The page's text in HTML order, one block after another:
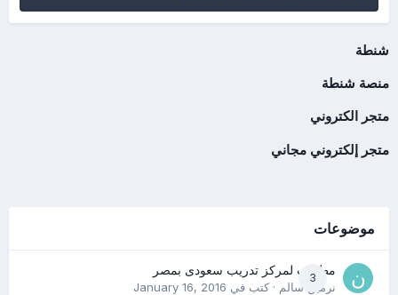
شنطة
منصة شنطة
متجر الكتروني
متجر إلكتروني مجاني
موضوعات
3
مطلوب لمركز تدريب سعودى بمصر
نرمين سالم· كتب في January 16, 2016